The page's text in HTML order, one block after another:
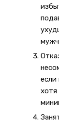
если
хотя